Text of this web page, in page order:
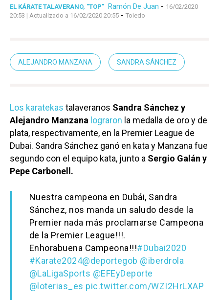
EL KÁRATE TALAVERANO, "TOP" Ramón De Juan - 16/02/2020
20:53 | Actualizado a 16/02/2020 20:55 - Toledo
ALEJANDRO MANZANA SANDRA SÁNCHEZ
Los karatekas talaveranos Sandra Sánchez y
Alejandro Manzana lograron la medalla de oro y de
plata, respectivamente, en la Premier League de
Dubai. Sandra Sánchez ganó en kata y Manzana fue
segundo con el equipo kata, junto a Sergio Galán y
Pepe Carbonell.
Nuestra campeona en Dubái, Sandra
Sánchez, nos manda un saludo desde la
Premier nada más proclamarse Campeona
de la Premier League!!!.
Enhorabuena Campeona!!!#Dubai2020
#Karate2024@deportegob @iberdrola
@LaLigaSports @EFEyDeporte
@loterias_es pic.twitter.com/WZI2HrLXAP